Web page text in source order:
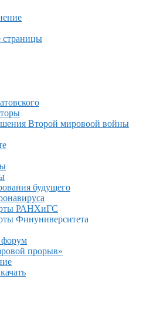
страницы
Второй мировоой войны
будущего
РАНХиГС
Финуниверситета
форум
прорыв»